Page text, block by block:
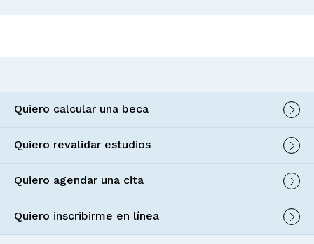
Quiero calcular una beca
Quiero revalidar estudios
Quiero agendar una cita
Quiero inscribirme en línea